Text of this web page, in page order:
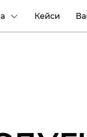
Кейси